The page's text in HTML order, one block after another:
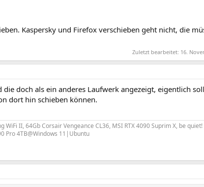
Kaspersky und Firefox verschieben geht nicht, die
Zuletzt bearbeitet: 16.
doch als ein anderes Laufwerk angezeigt, eigentlich
dort hin schieben können.
WiFi II, 64Gb Corsair Vengeance CL36, MSI RTX 4090 Suprim X, be
Pro 4TB@Windows 11|Ubuntu